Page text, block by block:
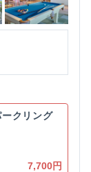
ークリング
7,700円